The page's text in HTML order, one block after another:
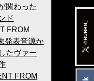
関わった
ド
FROM
発表音源か
たヴァー
FROM